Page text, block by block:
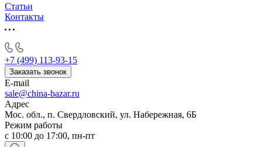
Статьи
Контакты
+7 (499) 113-93-15
Заказать звонок
E-mail
sale@china-bazar.ru
Адрес
Мос. обл., п. Свердловский, ул. Набережная, 6Б
Режим работы
c 10:00 до 17:00, пн-пт